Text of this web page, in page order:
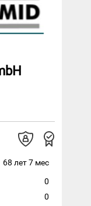
68 лет 7 мес
0
0